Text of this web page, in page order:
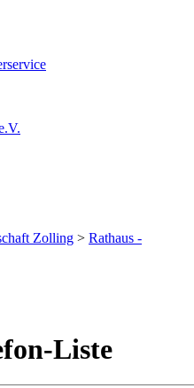
Zolling > Rathaus -
Liste